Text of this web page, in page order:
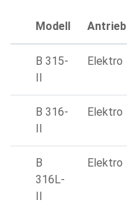
Modell Antrieb
B 315-
II
Elektro
B 316-
II
Elektro
B
316L-
II
Elektro